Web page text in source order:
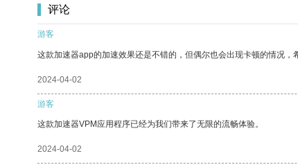
评论
游客
这款加速器app的加速效果还是不错的，但偶尔也会出现卡顿的情况，
2024-04-02
游客
这款加速器VPM应用程序已经为我们带来了无限的流畅体验。
2024-04-02